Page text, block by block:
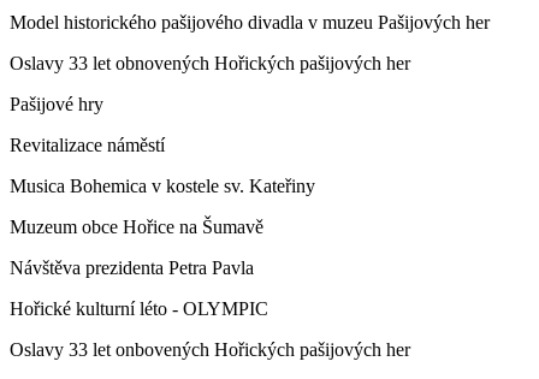
Model historického pašijového divadla v muzeu Pašijových her
Oslavy 33 let obnovených Hořických pašijových her
Pašijové hry
Revitalizace náměstí
Musica Bohemica v kostele sv. Kateřiny
Muzeum obce Hořice na Šumavě
Návštěva prezidenta Petra Pavla
Hořické kulturní léto - OLYMPIC
Oslavy 33 let onbovených Hořických pašijových her